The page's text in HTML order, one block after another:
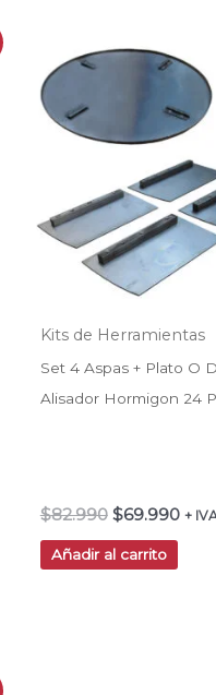
Kits de Herramientas
Set 4 Aspas + Plato O
Alisador Hormigon 24
$82.990
precio
$82.990.
$69.990 +
Añadir al carrito